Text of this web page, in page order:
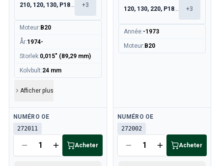
210, 120, 130, P1800 +3
Moteur: B20
År:1974-
Storlek:0,015" (89,29 mm)
Kolvbult:24 mm
Afficher plus
Disponible
NUMÉRO OE
272011
Acheter
120, 130, 220, P1800 +3
Année:-1973
Moteur: B20
Disponible
NUMÉRO OE
272002
Acheter